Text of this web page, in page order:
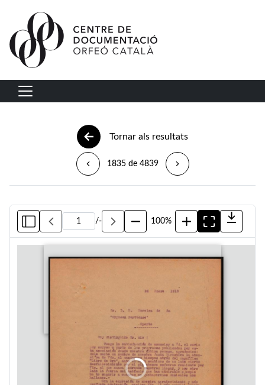
Vés al contingut
Navegació principal
Tornar als resultats
1835 de 4839
/- 100%